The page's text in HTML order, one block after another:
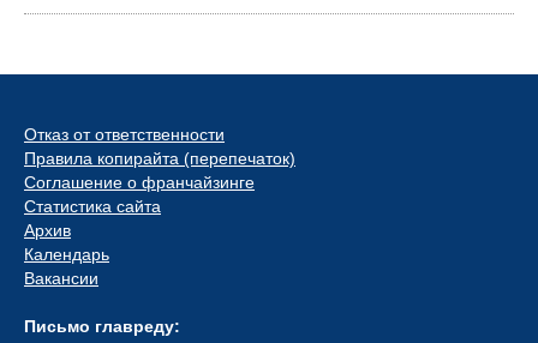
Отказ от ответственности
Правила копирайта (перепечаток)
Соглашение о франчайзинге
Статистика сайта
Архив
Календарь
Вакансии
Письмо главреду: